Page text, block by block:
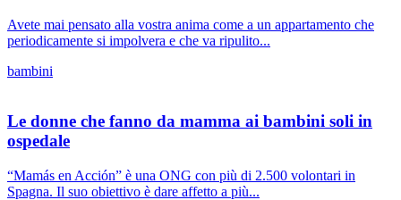
Avete mai pensato alla vostra anima come a un appartamento che
periodicamente si impolvera e che va ripulito...
bambini
Le donne che fanno da mamma ai bambini soli in
ospedale
“Mamás en Acción” è una ONG con più di 2.500 volontari in
Spagna. Il suo obiettivo è dare affetto a più...